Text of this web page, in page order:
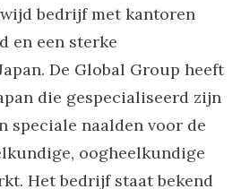
bedrijf met kantoren
en een sterke
De Global Group heeft
die gespecialiseerd zijn
speciale naalden voor de
oogheelkundige
Het bedrijf staat bekend